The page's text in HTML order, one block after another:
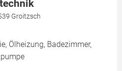
Groitzsch
Ölheizung, Badezimmer,